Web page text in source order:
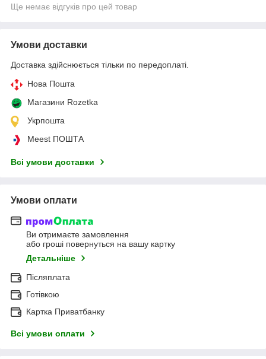
Ще немає відгуків про цей товар
Умови доставки
Доставка здійснюється тільки по передоплаті.
Нова Пошта
Магазини Rozetka
Укрпошта
Meest ПОШТА
Всі умови доставки
Умови оплати
Ви отримаєте замовлення
або гроші повернуться на вашу картку
Детальніше
Післяплата
Готівкою
Картка Приватбанку
Всі умови оплати